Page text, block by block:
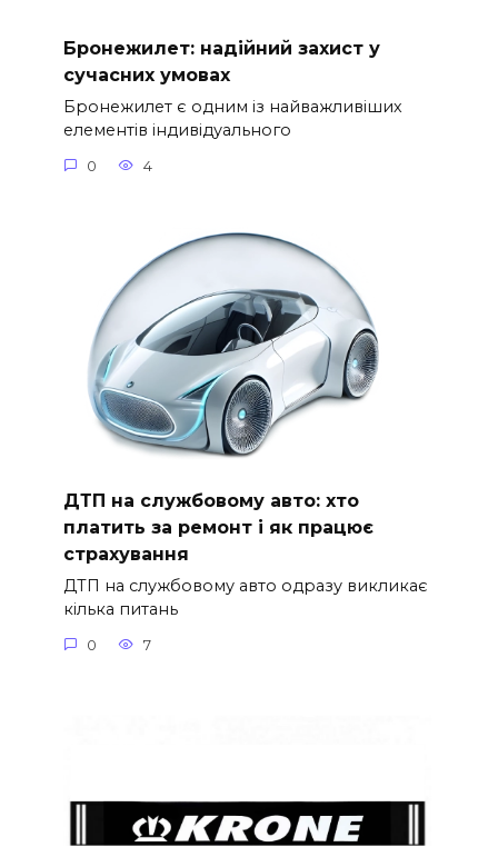
Бронежилет: надійний захист у
сучасних умовах
Бронежилет є одним із найважливіших
елементів індивідуального
0 4
ДТП на службовому авто: хто
платить за ремонт і як працює
страхування
ДТП на службовому авто одразу викликає
кілька питань
0 7